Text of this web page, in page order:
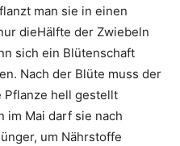
man sie in einen
dieHälfte der Zwiebeln
sich ein Blütenschaft
Nach der Blüte muss der
Pflanze hell gestellt
im Mai darf sie nach
um Nährstoffe